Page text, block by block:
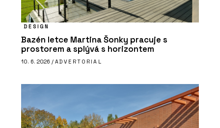
DESIGN
Bazén letce Martina Šonky pracuje s
prostorem a splývá s horizontem
10. 6. 2026 / ADVERTORIAL